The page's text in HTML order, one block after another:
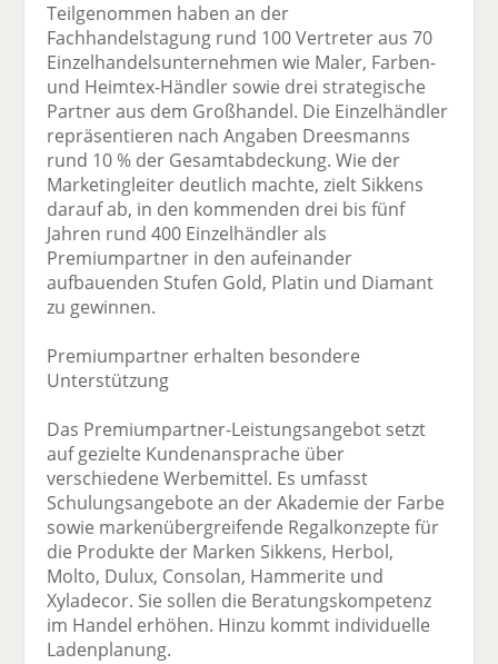
Teilgenommen haben an der
Fachhandelstagung rund 100 Vertreter aus 70
Einzelhandelsunternehmen wie Maler, Farben-
und Heimtex-Händler sowie drei strategische
Partner aus dem Großhandel. Die Einzelhändler
repräsentieren nach Angaben Dreesmanns
rund 10 % der Gesamtabdeckung. Wie der
Marketingleiter deutlich machte, zielt Sikkens
darauf ab, in den kommenden drei bis fünf
Jahren rund 400 Einzelhändler als
Premiumpartner in den aufeinander
aufbauenden Stufen Gold, Platin und Diamant
zu gewinnen.
Premiumpartner erhalten besondere
Unterstützung
Das Premiumpartner-Leistungsangebot setzt
auf gezielte Kundenansprache über
verschiedene Werbemittel. Es umfasst
Schulungsangebote an der Akademie der Farbe
sowie markenübergreifende Regalkonzepte für
die Produkte der Marken Sikkens, Herbol,
Molto, Dulux, Consolan, Hammerite und
Xyladecor. Sie sollen die Beratungskompetenz
im Handel erhöhen. Hinzu kommt individuelle
Ladenplanung.